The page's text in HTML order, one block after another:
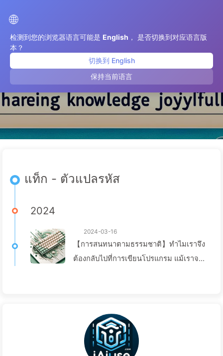
🌐
检测到您的浏览器语言可能是 English ， 是否切换到对应语言版
本？
切换到 English
保持当前语言
ตัวแปลรหัส
แท็ก - ตัวแปลรหัส
2024
2024-03-16
【การสนทนาตามธรรมชาติ】ทำไมเราจึง
ต้องกลับไปที่การเขียนโปรแกรม แม้เราจะ